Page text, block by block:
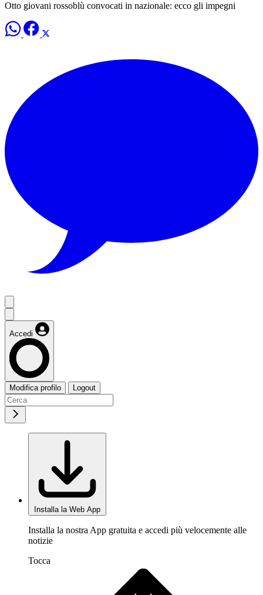
Otto giovani rossoblù convocati in nazionale: ecco gli impegni
Accedi
Modifica profilo Logout
Installa la Web App
Installa la nostra App gratuita e accedi più velocemente alle
notizie
Tocca